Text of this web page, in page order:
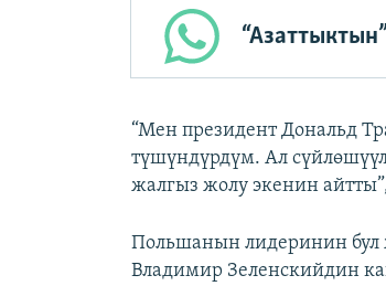
“Мен президент Дональд
түшүндүрдүм. Ал
жалгыз жолу экенин
Польшанын лидеринин бул
Владимир Зеленскийдин